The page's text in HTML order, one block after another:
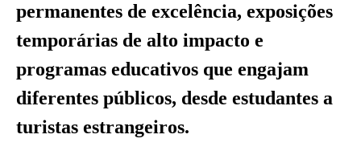
permanentes de excelência, exposições
temporárias de alto impacto e
programas educativos que engajam
diferentes públicos, desde estudantes a
turistas estrangeiros.